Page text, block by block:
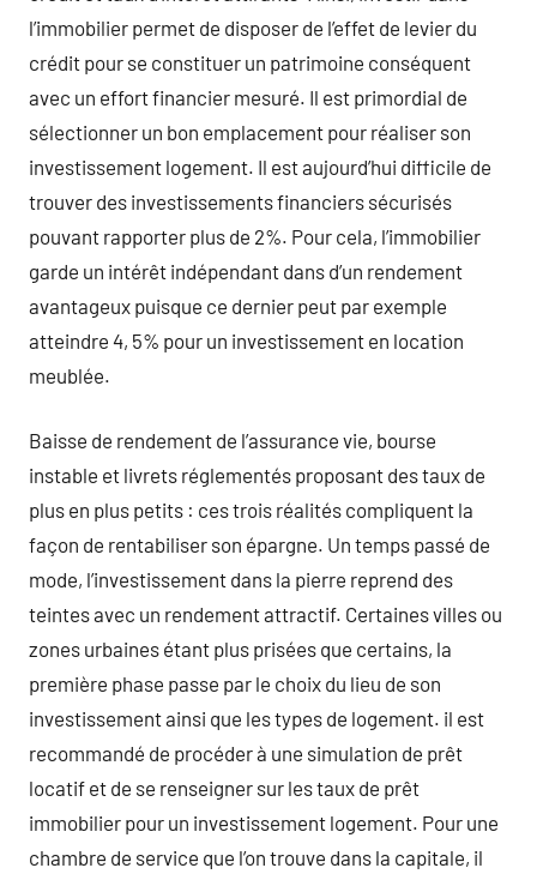
l’immobilier permet de disposer de l’effet de levier du
crédit pour se constituer un patrimoine conséquent
avec un effort financier mesuré. Il est primordial de
sélectionner un bon emplacement pour réaliser son
investissement logement. Il est aujourd’hui difficile de
trouver des investissements financiers sécurisés
pouvant rapporter plus de 2%. Pour cela, l’immobilier
garde un intérêt indépendant dans d’un rendement
avantageux puisque ce dernier peut par exemple
atteindre 4, 5% pour un investissement en location
meublée.
Baisse de rendement de l’assurance vie, bourse
instable et livrets réglementés proposant des taux de
plus en plus petits : ces trois réalités compliquent la
façon de rentabiliser son épargne. Un temps passé de
mode, l’investissement dans la pierre reprend des
teintes avec un rendement attractif. Certaines villes ou
zones urbaines étant plus prisées que certains, la
première phase passe par le choix du lieu de son
investissement ainsi que les types de logement. il est
recommandé de procéder à une simulation de prêt
locatif et de se renseigner sur les taux de prêt
immobilier pour un investissement logement. Pour une
chambre de service que l’on trouve dans la capitale, il